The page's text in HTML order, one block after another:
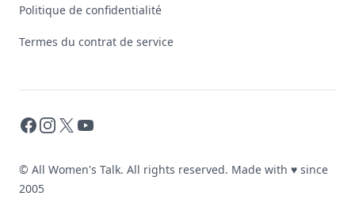
Politique de confidentialité
Termes du contrat de service
Facebook
Instagram
X YouTube
© All Women's Talk. All rights reserved. Made with ♥ since
2005